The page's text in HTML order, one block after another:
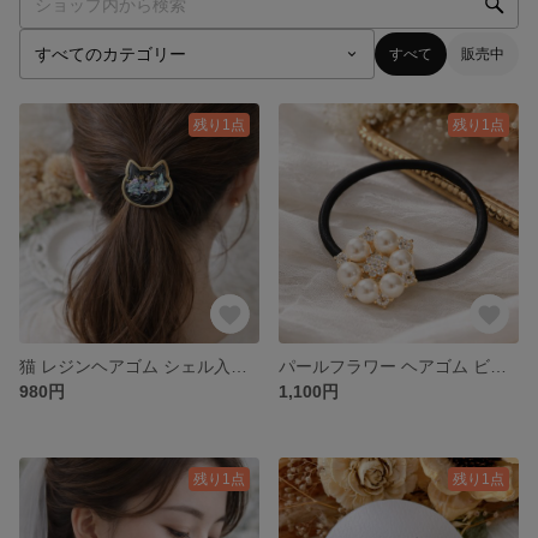
すべて 販売中
残り1点
980円
残り1点
1,100円
残り1点 残り1点